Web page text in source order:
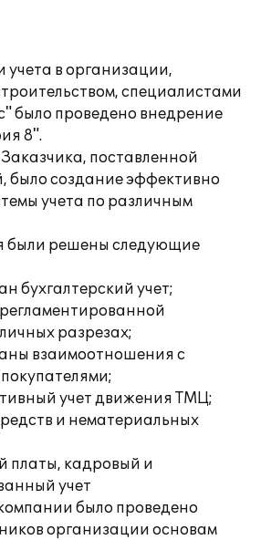
в организации,
специалистами
было проведено внедрение
8".
поставленной
было создание эффективно
учета по различным
были решены следующие
бухгалтерский учет;
разрезах;
взаимоотношения с
учет движения ТМЦ;
и нематериальных
платы, кадровый и
учет
было проведено
организации основам